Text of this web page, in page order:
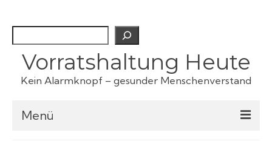
Vorratshaltung Heute
Kein Alarmknopf – gesunder Menschenverstand
Menü